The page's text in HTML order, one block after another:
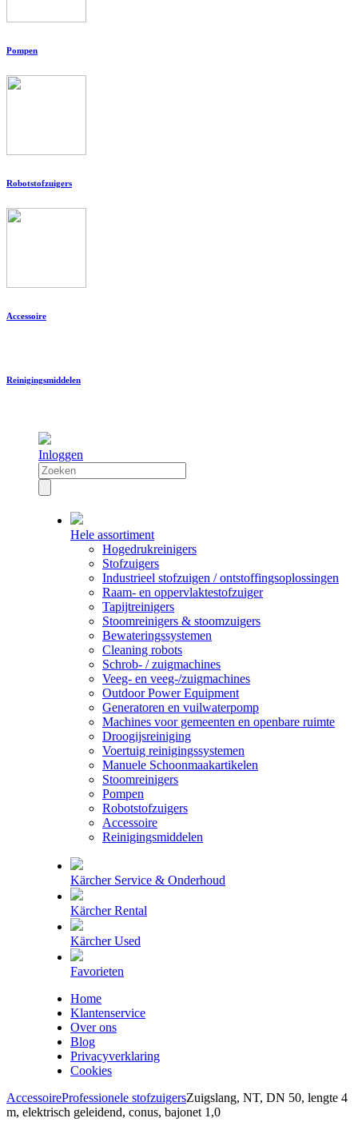
Pompen
Robotstofzuigers
Accessoire
Reinigingsmiddelen
Inloggen
Hele assortiment
Hogedrukreinigers
Stofzuigers
Industrieel stofzuigen / ontstoffingsoplossingen
Raam- en oppervlaktestofzuiger
Tapijtreinigers
Stoomreinigers & stoomzuigers
Bewateringssystemen
Cleaning robots
Schrob- / zuigmachines
Veeg- en veeg-/zuigmachines
Outdoor Power Equipment
Generatoren en vuilwaterpomp
Machines voor gemeenten en openbare ruimte
Droogijsreiniging
Voertuig reinigingssystemen
Manuele Schoonmaakartikelen
Stoomreinigers
Pompen
Robotstofzuigers
Accessoire
Reinigingsmiddelen
Kärcher Service & Onderhoud
Kärcher Rental
Kärcher Used
Favorieten
Home
Klantenservice
Over ons
Blog
Privacyverklaring
Cookies
AccessoireProfessionele stofzuigersZuigslang, NT, DN 50, lengte 4
m, elektrisch geleidend, conus, bajonet 1,0